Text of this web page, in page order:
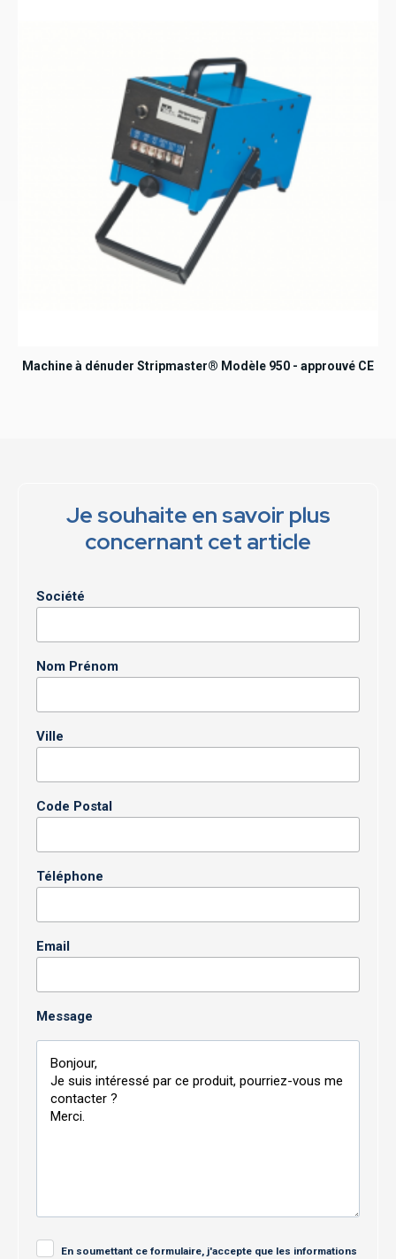
Machine à dénuder Stripmaster® Modèle 950 - approuvé CE
Je souhaite en savoir plus
concernant cet article
Société
Nom Prénom
Ville
Code Postal
Téléphone
Email
Message
En soumettant ce formulaire, j'accepte que les informations